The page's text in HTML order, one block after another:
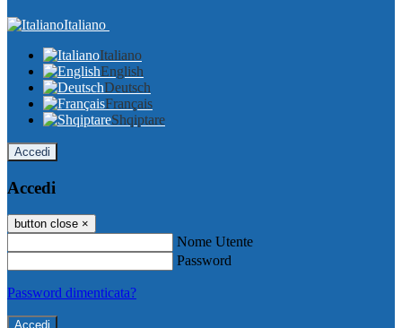
Italiano
Italiano
English
Deutsch
Français
Shqiptare
Accedi
Accedi
button close ×
Nome Utente
Password
Password dimenticata?